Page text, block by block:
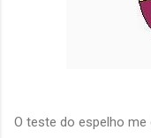
O teste do espelho me